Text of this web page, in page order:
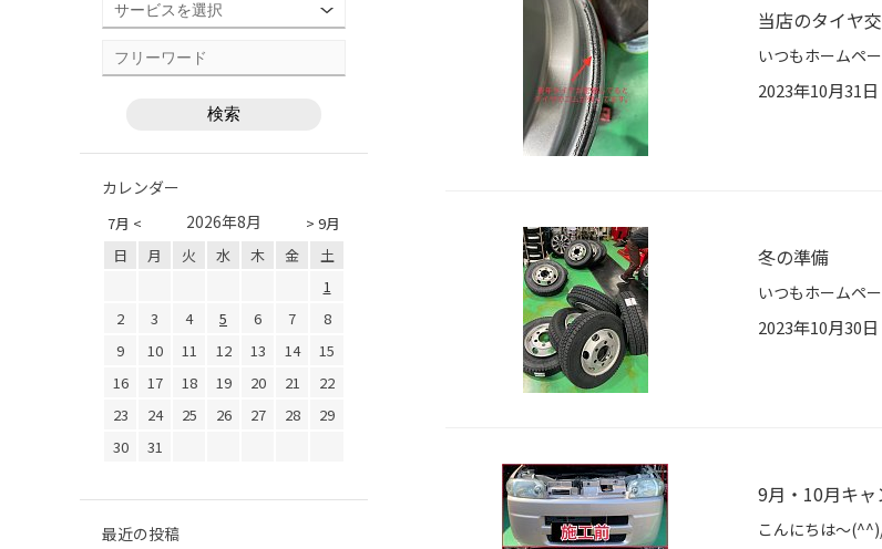
当店のタイヤ
2023年10月31日
冬の準備
2023年10月30日
9月・10月キ
カレンダー
7月 < > 9月
2026年8月
日 月 火 水 木 金
土
1
2
3 4 5 6 7
8
9
10 11 12 13 14
15
16
17 18 19 20 21
22
23
24 25 26 27 28
29
30
31
最近の投稿